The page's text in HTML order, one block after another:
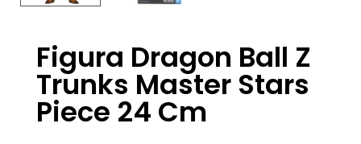
Figura Dragon Ball Z
Trunks Master Stars
Piece 24 Cm